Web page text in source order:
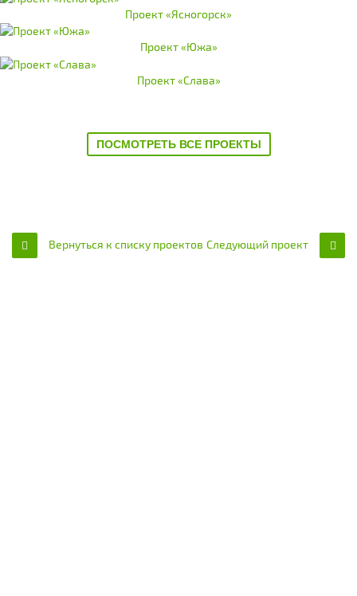
Проект «Ясногорск»
Проект «Южа»
Проект «Слава»
ПОСМОТРЕТЬ ВСЕ ПРОЕКТЫ
Вернуться к списку проектов Следующий проект